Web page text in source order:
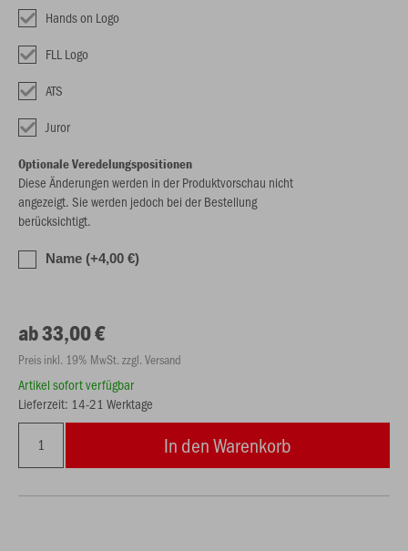
Hands on Logo
FLL Logo
ATS
Juror
Optionale Veredelungspositionen
Diese Änderungen werden in der Produktvorschau nicht
angezeigt. Sie werden jedoch bei der Bestellung
berücksichtigt.
Name (+4,00 €)
ab 33,00 €
Preis inkl. 19% MwSt. zzgl. Versand
Artikel sofort verfügbar
Lieferzeit: 14-21 Werktage
In den Warenkorb